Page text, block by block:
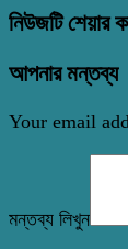
নিউজটি শেয়ার
আপনার মন্তব্য
Your email
মন্তব্য লিখুন